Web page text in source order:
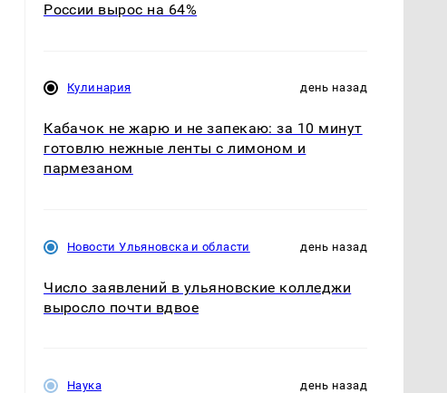
России вырос на 64%
Кулинария день назад
Кабачок не жарю и не запекаю: за 10 минут
готовлю нежные ленты с лимоном и
пармезаном
Новости Ульяновска и области день назад
Число заявлений в ульяновские колледжи
выросло почти вдвое
Наука день назад